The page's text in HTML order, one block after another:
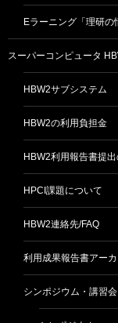
Eラーニング「理研の
スーパーコンピュータ
HBW2サブシステム
HBW2の利用負担金
HBW2利用報告書提
HPCI課題について
HBW2連絡先/FAQ
利用成果報告書アー
シンポジウム・講習